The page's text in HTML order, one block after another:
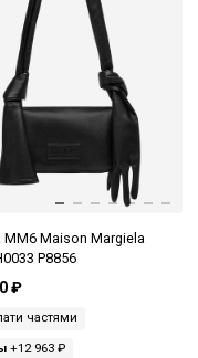
MM6 Maison Margiela
P8856
₽
частями
+12 963 ₽